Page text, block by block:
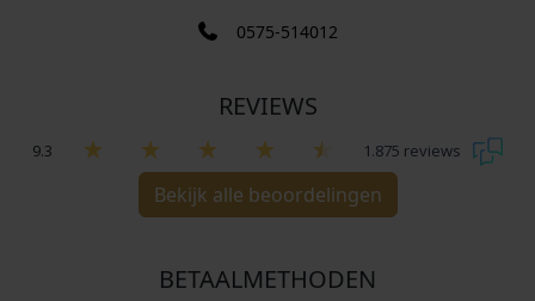
0575-514012
REVIEWS
9.3 1.875 reviews
Bekijk alle beoordelingen
BETAALMETHODEN